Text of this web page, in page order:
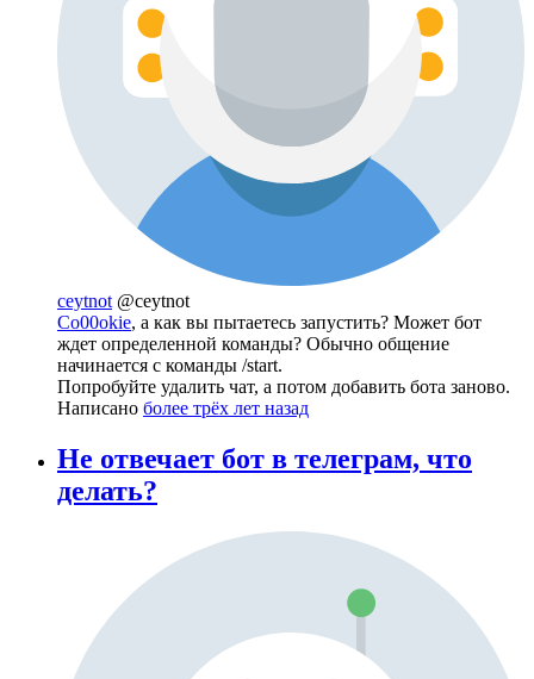
ceytnot @ceytnot
Co00okie, а как вы пытаетесь запустить? Может бот
ждет определенной команды? Обычно общение
начинается с команды /start.
Попробуйте удалить чат, а потом добавить бота заново.
Написано более трёх лет назад
Не отвечает бот в телеграм, что
делать?